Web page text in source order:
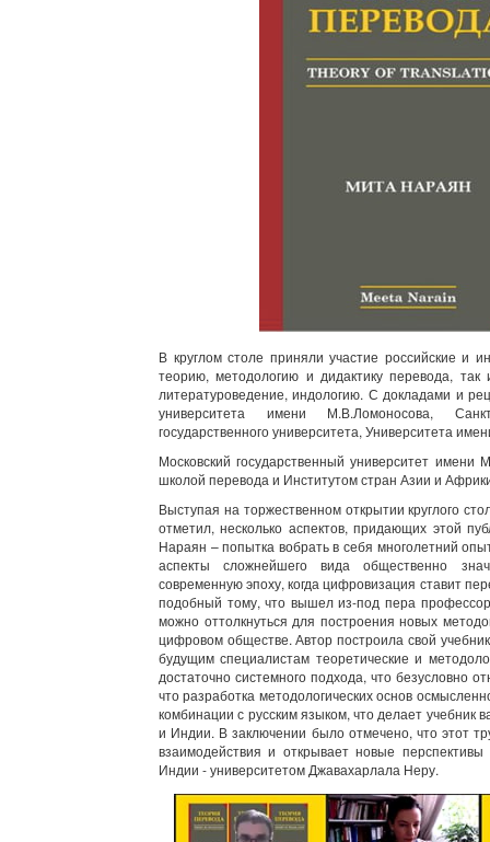
В круглом столе приняли участие российские и
теорию, методологию и дидактику перевода, так
литературоведение, индологию. С докладами и
университета имени М.В.Ломоносова, Санкт-
государственного университета, Университета
Московский государственный университет
школой перевода и Институтом стран Азии и
Выступая на торжественном открытии круглого
отметил, несколько аспектов, придающих этой
Нараян – попытка вобрать в себя многолетний
аспекты сложнейшего вида общественно
современную эпоху, когда цифровизация ставит
подобный тому, что вышел из-под пера
можно оттолкнуться для построения новых
цифровом обществе. Автор построила свой
будущим специалистам теоретические и
достаточно системного подхода, что безусловно
что разработка методологических основ
комбинации с русским языком, что делает учебник
и Индии. В заключении было отмечено, что этот
взаимодействия и открывает новые
Индии - университетом Джавахарлала Неру.